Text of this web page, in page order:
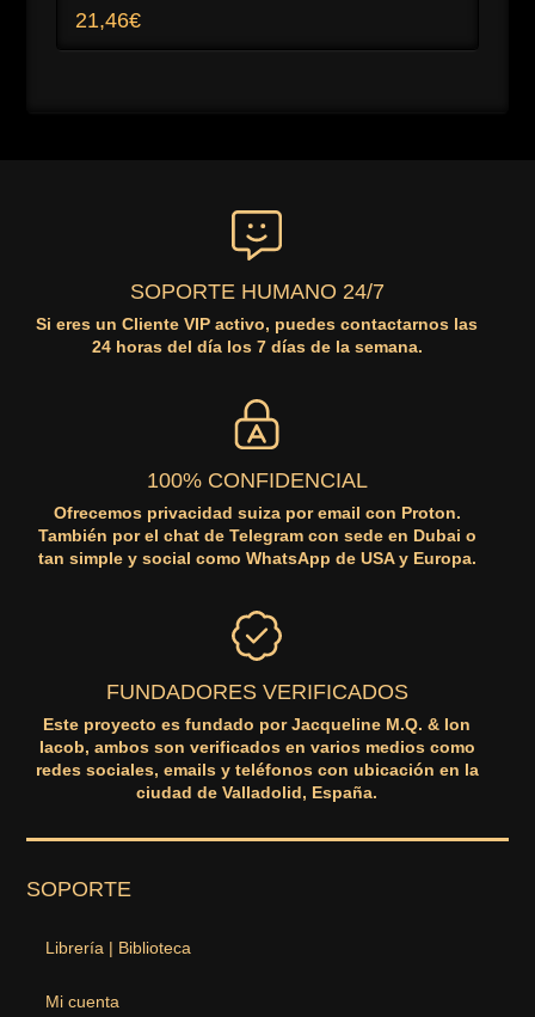
21,46€
SOPORTE HUMANO 24/7
Si eres un Cliente VIP activo, puedes contactarnos las
24 horas del día los 7 días de la semana.
100% CONFIDENCIAL
Ofrecemos privacidad suiza por email con Proton.
También por el chat de Telegram con sede en Dubai o
tan simple y social como WhatsApp de USA y Europa.
FUNDADORES VERIFICADOS
Este proyecto es fundado por Jacqueline M.Q. & Ion
Iacob, ambos son verificados en varios medios como
redes sociales, emails y teléfonos con ubicación en la
ciudad de Valladolid, España.
SOPORTE
Librería | Biblioteca
Mi cuenta